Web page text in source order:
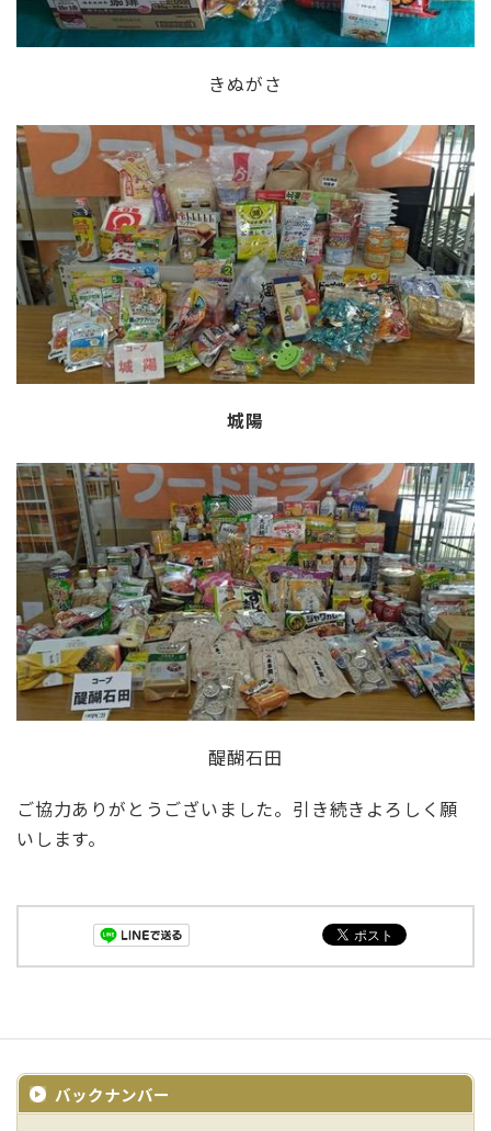
きぬがさ
城陽
醍醐石田
ご協力ありがとうございました。引き続きよろしく願
いします。
バックナンバー